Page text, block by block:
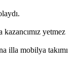
yetmez
illa mobilya takımı